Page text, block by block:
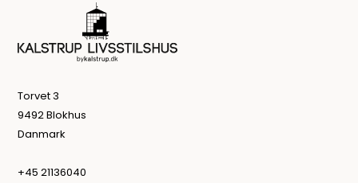
Torvet 3
9492 Blokhus
Danmark
+45 21136040